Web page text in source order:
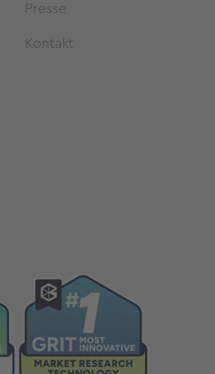
Presse
Kontakt